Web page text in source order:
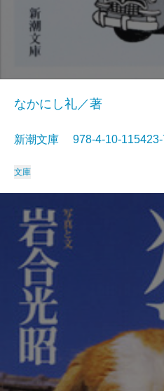
なかにし礼／著
新潮文庫 978-4-10-
文庫